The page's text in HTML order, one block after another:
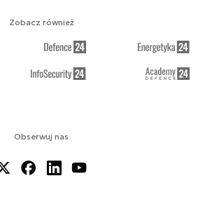
Obserwuj nas
Zobacz również